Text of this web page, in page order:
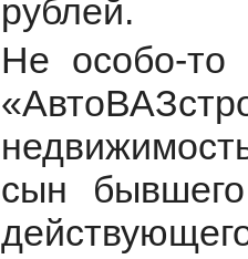
рублей.
Не особо-то
сын